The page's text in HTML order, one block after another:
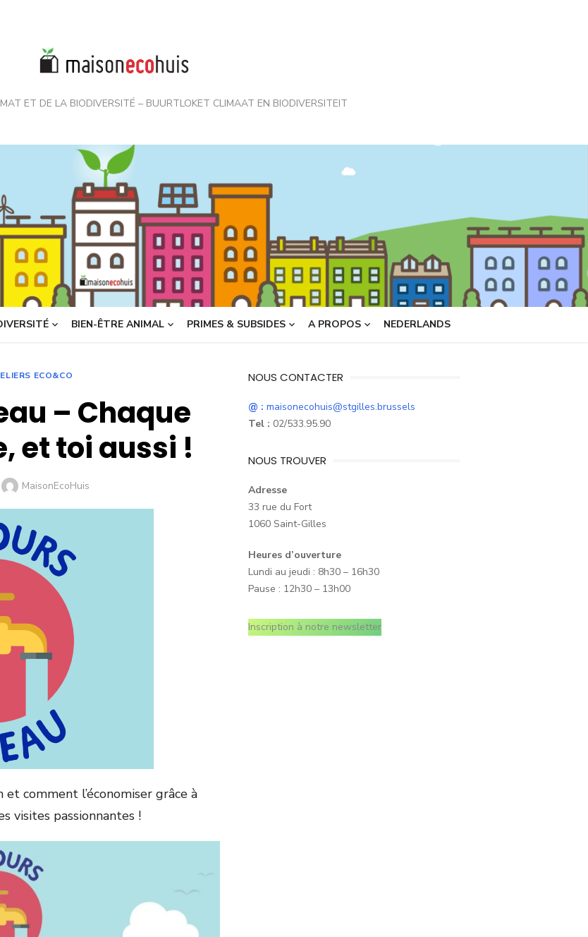
ET DE LA BIODIVERSITÉ – BUURTLOKET CLIMAAT EN BIODIVERSITEIT
BIEN-ÊTRE ANIMAL PRIMES & SUBSIDES A PROPOS NEDERLANDS
ECO&CO
– Chaque
et toi aussi !
Author
MaisonEcoHuis
et comment l’économiser grâce à
visites passionnantes !
NOUS CONTACTER
@ : maisonecohuis@stgilles.brussels
Tel : 02/533.95.90
NOUS TROUVER
Adresse
33 rue du Fort
1060 Saint-Gilles
Heures d’ouverture
Lundi au jeudi : 8h30 – 16h30
Pause : 12h30 – 13h00
Inscription à notre newsletter